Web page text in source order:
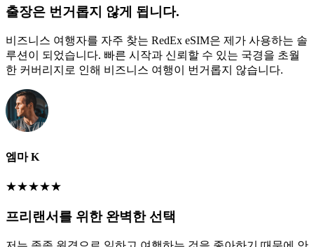
출장은 번거롭지 않게 됩니다.
비즈니스 여행자를 자주 찾는 RedEx eSIM은 제가 사용하는 솔
루션이 되었습니다. 빠른 시작과 신뢰할 수 있는 국경을 초월
한 커버리지로 인해 비즈니스 여행이 번거롭지 않습니다.
엠마 K
★★★★★
프리랜서를 위한 완벽한 선택